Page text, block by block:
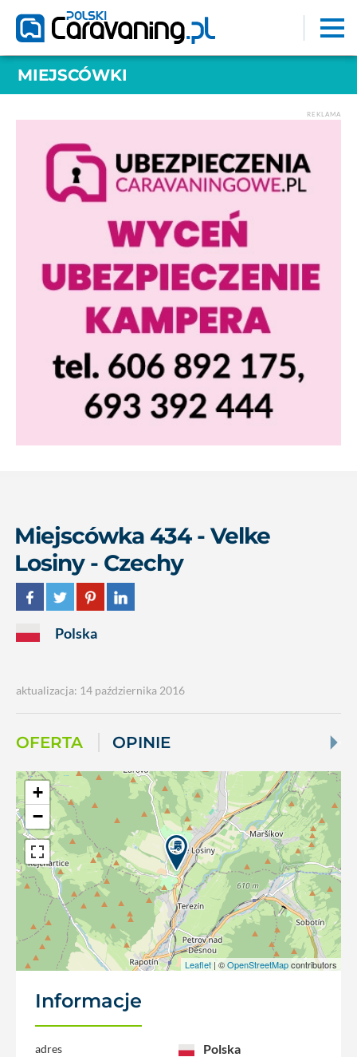
MIEJSCÓWKI
REKLAMA
Miejscówka 434 - Velke
Losiny - Czechy
Polska
aktualizacja: 14 października 2016
OFERTA OPINIE
+
−
Leaflet | ©OpenStreetMapcontributors
Informacje
adres Polska